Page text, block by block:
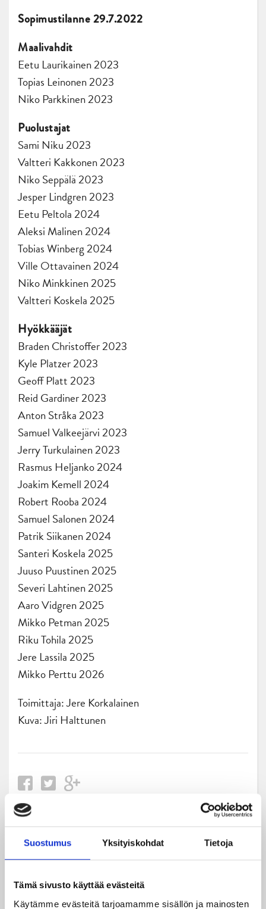
Suostumus Yksityiskohdat Tietoja
Tämä sivusto käyttää evästeitä
Käytämme evästeitä tarjoamamme sisällön ja mainosten
Sopimustilanne 29.7.2022
Maalivahdit
Eetu Laurikainen 2023
Topias Leinonen 2023
Niko Parkkinen 2023
Puolustajat
Sami Niku 2023
Valtteri Kakkonen 2023
Niko Seppälä 2023
Jesper Lindgren 2023
Eetu Peltola 2024
Aleksi Malinen 2024
Tobias Winberg 2024
Ville Ottavainen 2024
Niko Minkkinen 2025
Valtteri Koskela 2025
Hyökkääjät
Braden Christoffer 2023
Kyle Platzer 2023
Geoff Platt 2023
Reid Gardiner 2023
Anton Stråka 2023
Samuel Valkeejärvi 2023
Jerry Turkulainen 2023
Rasmus Heljanko 2024
Joakim Kemell 2024
Robert Rooba 2024
Samuel Salonen 2024
Patrik Siikanen 2024
Santeri Koskela 2025
Juuso Puustinen 2025
Severi Lahtinen 2025
Aaro Vidgren 2025
Mikko Petman 2025
Riku Tohila 2025
Jere Lassila 2025
Mikko Perttu 2026
Toimittaja: Jere Korkalainen
Kuva: Jiri Halttunen
Uusimmat
JYPin kapteenisto Liiga-kauteen 2026–2027 on nimetty